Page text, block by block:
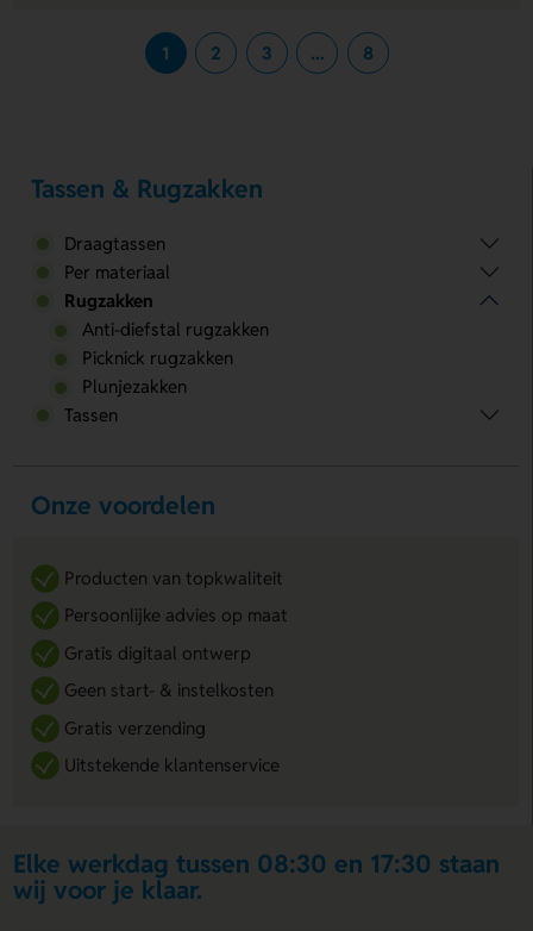
1 2 3 ... 8
Tassen & Rugzakken
Draagtassen
Per materiaal
Rugzakken
Anti-diefstal rugzakken
Picknick rugzakken
Plunjezakken
Tassen
Onze voordelen
Producten van topkwaliteit
Persoonlijke advies op maat
Gratis digitaal ontwerp
Geen start- & instelkosten
Gratis verzending
Uitstekende klantenservice
Elke werkdag tussen 08:30 en 17:30 staan
wij voor je klaar.